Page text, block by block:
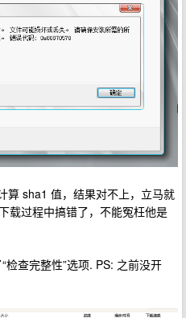
算 sha1 值，结果对不上，立马就
载过程中搞错了，不能冤枉他是
查完整性”选项. PS: 之前没开